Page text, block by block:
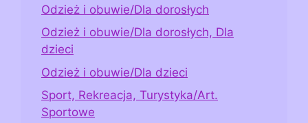
Odzież i obuwie/Dla dorosłych
Odzież i obuwie/Dla dorosłych, Dla
dzieci
Odzież i obuwie/Dla dzieci
Sport, Rekreacja, Turystyka/Art.
Sportowe